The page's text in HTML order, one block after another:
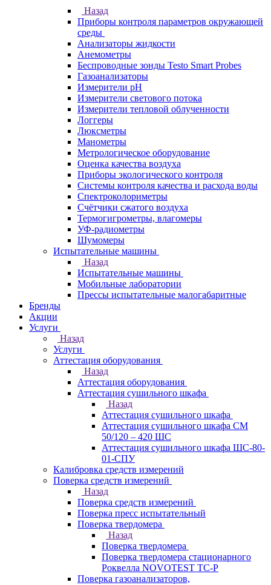
Назад
Приборы контроля параметров окружающей
среды
Анализаторы жидкости
Анемометры
Беспроводные зонды Testo Smart Probes
Газоанализаторы
Измерители pH
Измерители светового потока
Измерители тепловой облученности
Логгеры
Люксметры
Манометры
Метрологическое оборудование
Оценка качества воздуха
Приборы экологического контроля
Системы контроля качества и расхода воды
Спектроколориметры
Счётчики сжатого воздуха
Термогигрометры, влагомеры
УФ-радиометры
Шумомеры
Испытательные машины
Назад
Испытательные машины
Мобильные лаборатории
Прессы испытательные малогабаритные
Бренды
Акции
Услуги
Назад
Услуги
Аттестация оборудования
Назад
Аттестация оборудования
Аттестация сушильного шкафа
Назад
Аттестация сушильного шкафа
Аттестация сушильного шкафа СМ
50/120 – 420 ШС
Аттестация сушильного шкафа ШС-80-
01-СПУ
Калибровка средств измерений
Поверка средств измерений
Назад
Поверка средств измерений
Поверка пресс испытательный
Поверка твердомера
Назад
Поверка твердомера
Поверка твердомера стационарного
Роквелла NOVOTEST TС-Р
Поверка газоанализаторов,